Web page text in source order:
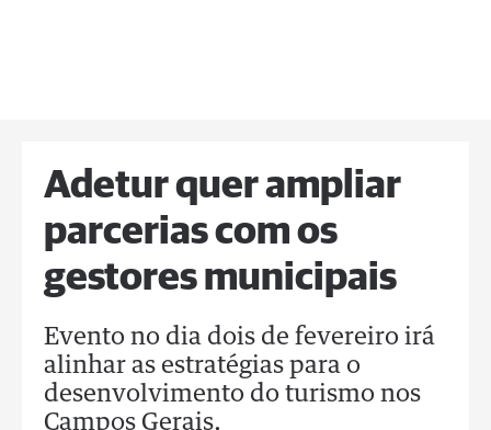
Adetur quer ampliar
parcerias com os
gestores municipais
Evento no dia dois de fevereiro irá
alinhar as estratégias para o
desenvolvimento do turismo nos
Campos Gerais.